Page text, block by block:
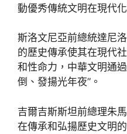
動優秀傳統文明在現代
斯洛文尼亞前總統達尼
的歷史傳承使其在現代
和性命力，中華文明通
倒、發揚光年夜”。
吉爾吉斯斯坦前總理朱
在傳承和弘揚歷史文明